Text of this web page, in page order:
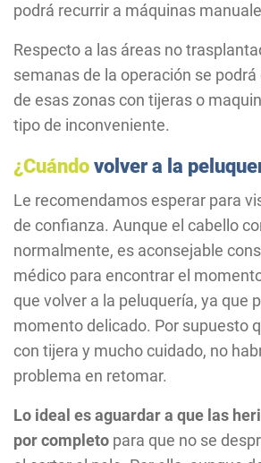
podrá recurrir a máquinas
Respecto a las áreas no
semanas de la operación se
de esas zonas con tijeras o
tipo de inconveniente.
¿Cuándo volver a la
Le recomendamos esperar para
de confianza. Aunque el cabello
normalmente, es aconsejable
médico para encontrar el
que volver a la peluquería, ya que
momento delicado. Por supuesto
con tijera y mucho cuidado, no
problema en retomar.
Lo ideal es aguardar a que las
por completo para que no se